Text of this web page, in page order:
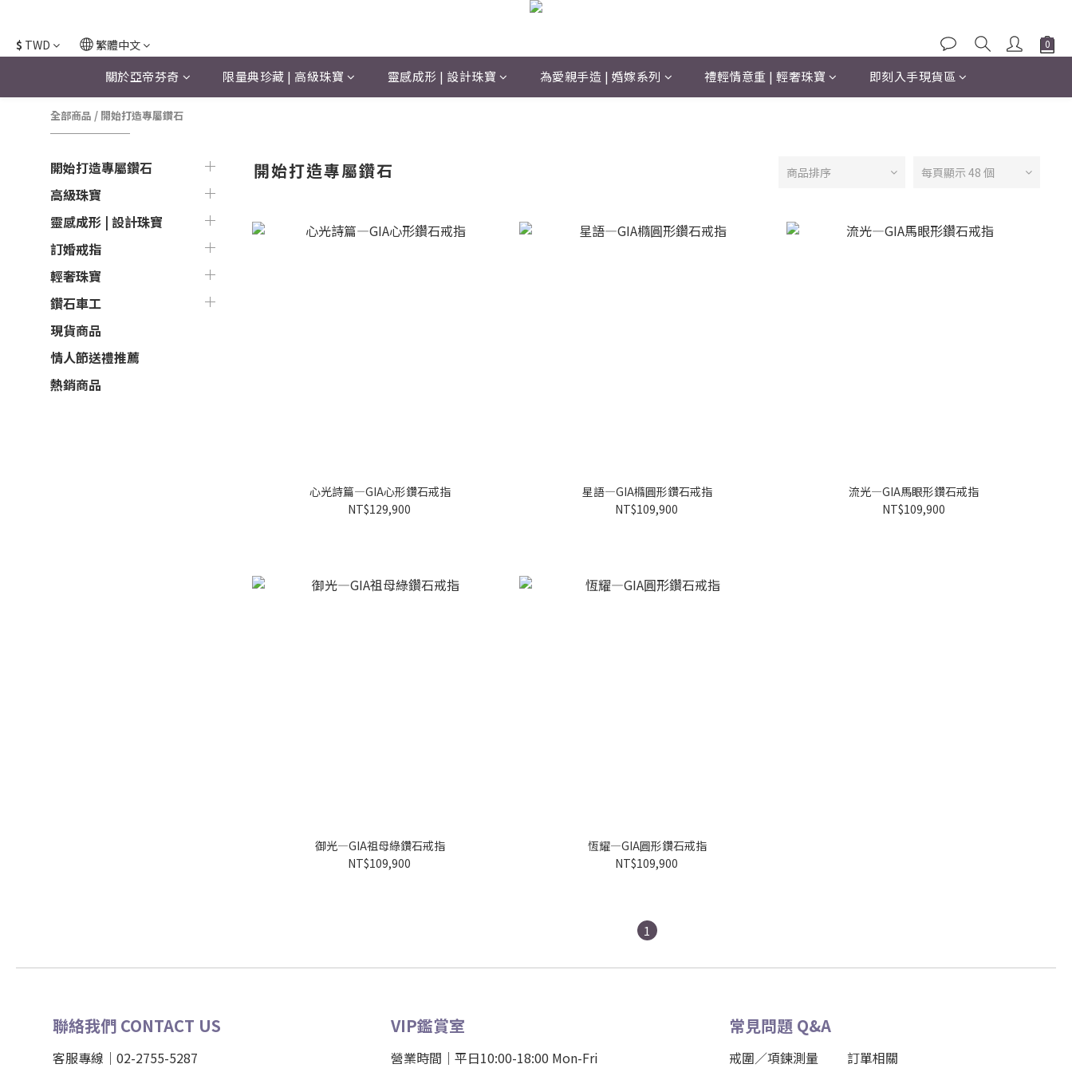
$ TWD 繁體中文
關於亞帝芬奇 限量典珍藏 | 高級珠寶 靈感成形 | 設計珠寶 為愛親手造 | 婚嫁系列 禮輕情意重 | 輕奢珠寶 即刻入手現貨區
全部商品 / 開始打造專屬鑽石
開始打造專屬鑽石
高級珠寶
靈感成形 | 設計珠寶
訂婚戒指
輕奢珠寶
鑽石車工
現貨商品
情人節送禮推薦
熱銷商品
開始打造專屬鑽石 商品排序 每頁顯示 48 個
心光詩篇—GIA心形鑽石戒指
NT$129,900
星語—GIA橢圓形鑽石戒指
NT$109,900
流光—GIA馬眼形鑽石戒指
NT$109,900
御光—GIA祖母綠鑽石戒指
NT$109,900
恆耀—GIA圓形鑽石戒指
NT$109,900
1
聯絡我們 CONTACT US
客服專線｜02-2755-5287
VIP鑑賞室
營業時間｜平日10:00-18:00 Mon-Fri
常見問題 Q&A
戒圍／項鍊測量 訂單相關